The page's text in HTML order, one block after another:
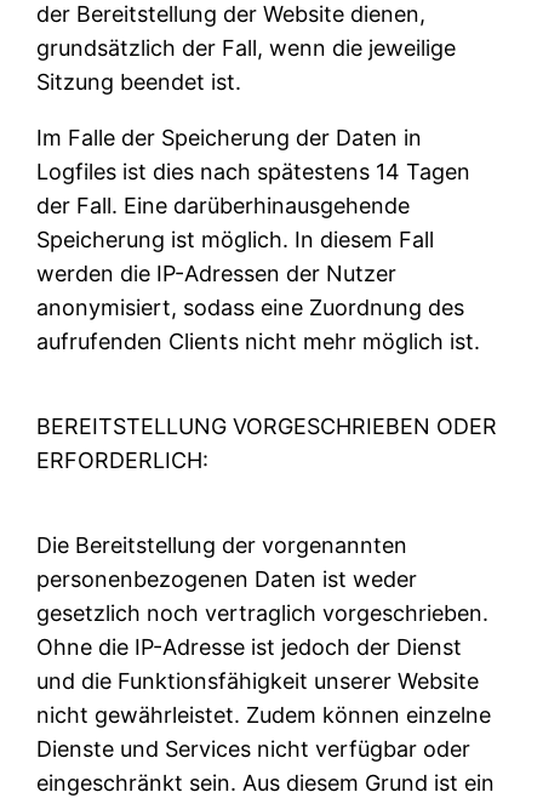
der Bereitstellung der Website dienen,
grundsätzlich der Fall, wenn die jeweilige
Sitzung beendet ist.
Im Falle der Speicherung der Daten in
Logfiles ist dies nach spätestens 14 Tagen
der Fall. Eine darüberhinausgehende
Speicherung ist möglich. In diesem Fall
werden die IP-Adressen der Nutzer
anonymisiert, sodass eine Zuordnung des
aufrufenden Clients nicht mehr möglich ist.
BEREITSTELLUNG VORGESCHRIEBEN ODER
ERFORDERLICH:
Die Bereitstellung der vorgenannten
personenbezogenen Daten ist weder
gesetzlich noch vertraglich vorgeschrieben.
Ohne die IP-Adresse ist jedoch der Dienst
und die Funktionsfähigkeit unserer Website
nicht gewährleistet. Zudem können einzelne
Dienste und Services nicht verfügbar oder
eingeschränkt sein. Aus diesem Grund ist ein